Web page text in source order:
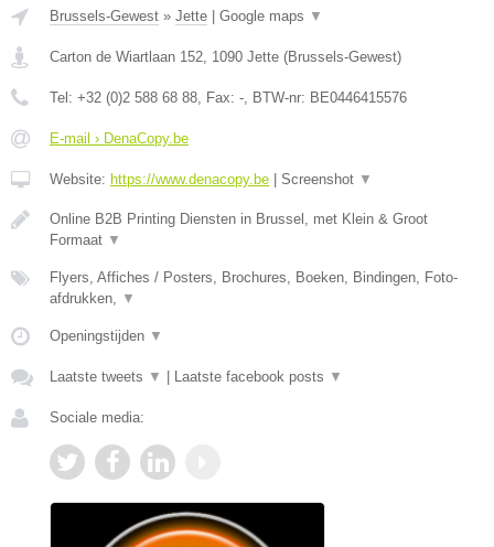
Brussels-Gewest » Jette | Google maps ▼
Carton de Wiartlaan 152 1090 Jette (Brussels-Gewest)
Tel: +32 (0)2 588 68 88 , Fax: - , BTW-nr: BE0446415576
E-mail › DenaCopy.be
Website: https://www.denacopy.be | Screenshot ▼
Online B2B Printing Diensten in Brussel, met Klein & Groot
Formaat ▼
Flyers, Affiches / Posters, Brochures, Boeken, Bindingen, Foto-
afdrukken,
▼
Openingstijden ▼
Laatste tweets ▼ | Laatste facebook posts ▼
Sociale media: